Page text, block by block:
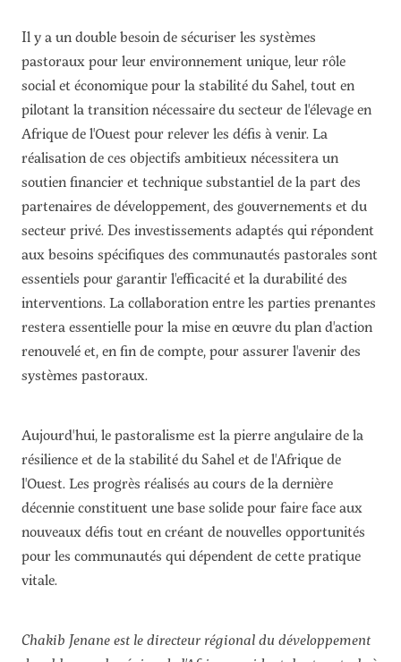
Il y a un double besoin de sécuriser les systèmes
pastoraux pour leur environnement unique, leur rôle
social et économique pour la stabilité du Sahel, tout en
pilotant la transition nécessaire du secteur de l'élevage en
Afrique de l'Ouest pour relever les défis à venir. La
réalisation de ces objectifs ambitieux nécessitera un
soutien financier et technique substantiel de la part des
partenaires de développement, des gouvernements et du
secteur privé. Des investissements adaptés qui répondent
aux besoins spécifiques des communautés pastorales sont
essentiels pour garantir l'efficacité et la durabilité des
interventions. La collaboration entre les parties prenantes
restera essentielle pour la mise en œuvre du plan d'action
renouvelé et, en fin de compte, pour assurer l'avenir des
systèmes pastoraux.
Aujourd'hui, le pastoralisme est la pierre angulaire de la
résilience et de la stabilité du Sahel et de l'Afrique de
l'Ouest. Les progrès réalisés au cours de la dernière
décennie constituent une base solide pour faire face aux
nouveaux défis tout en créant de nouvelles opportunités
pour les communautés qui dépendent de cette pratique
vitale.
Chakib Jenane est le directeur régional du développement